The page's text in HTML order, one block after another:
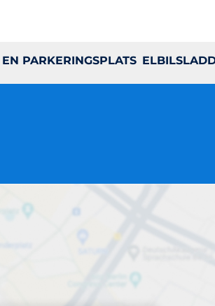
PARKERINGSPLATS
Väg 11